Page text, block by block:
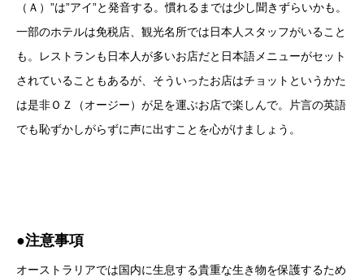
（Ａ）”は”アイ”と発音する。慣れるまでは少し聞きずらいかも。
一部のホテルは免税店、観光名所では日本人スタッフがいること
も。レストランも日本人が多いお店だと日本語メニューがセット
されていることもあるが、そういったお店はチョットというかた
は是非ＯＺ（オージー）が足を運ぶお店で楽しんで。片言の英語
でも恥ずかしがらずに声に出すことを心がけましょう。
●注意事項
オーストラリアでは国内に生息する貴重な生き物を保護するため